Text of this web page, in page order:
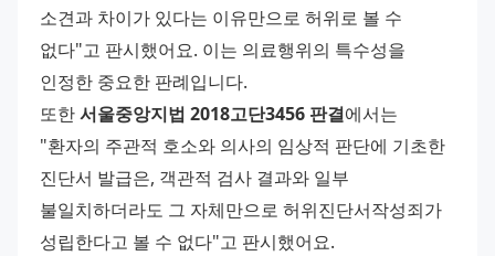
소견과 차이가 있다는 이유만으로 허위로 볼 수
없다"고 판시했어요. 이는 의료행위의 특수성을
인정한 중요한 판례입니다.
또한 서울중앙지법 2018고단3456 판결에서는
"환자의 주관적 호소와 의사의 임상적 판단에 기초한
진단서 발급은, 객관적 검사 결과와 일부
불일치하더라도 그 자체만으로 허위진단서작성죄가
성립한다고 볼 수 없다"고 판시했어요.